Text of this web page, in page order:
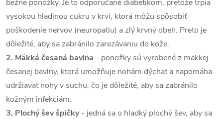
bežné ponožky. Je to odporúčané diabetikom, pretože trpia
vysokou hladinou cukru v krvi, ktorá môžu spôsobiť
poškodenie nervov (neuropatiu) a zlý krvný obeh. Preto je
dôležité, aby sa zabránilo zarezávaniu do kože.
2. Mäkká česaná bavlna - ponožky sú vyrobené z mäkkej
česanej bavlny, ktorá umožňuje nohám dýchať a napomáha
udržiavať nohy v suchu, čo je dôležité, aby sa zabránilo
kožným infekciám.
3. Plochý šev špičky- jedná sa o hladký plochý šev, aby sa